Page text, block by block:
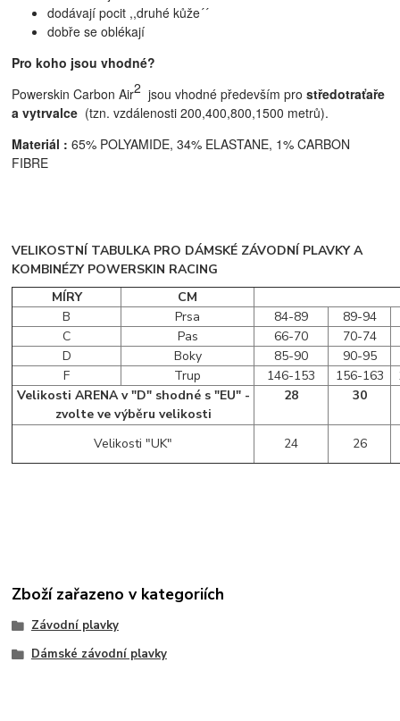
dodávají pocit ,,druhé kůže´´
dobře se oblékají
Pro koho jsou vhodné?
Powerskin Carbon Air2 jsou vhodné především prostředotraťaře
a vytrvalce (tzn. vzdálenosti 200,400,800,1500 metrů).
Materiál :65% POLYAMIDE, 34% ELASTANE, 1% CARBON
FIBRE
VELIKOSTNÍ TABULKA PRO DÁMSKÉ ZÁVODNÍ PLAVKY A
KOMBINÉZY POWERSKIN RACING
MÍRY
CM
B
Prsa 84-89
89-94
C
Pas 66-70
70-74
D
Boky 85-90
90-95
F
Trup 146-153 156-163
Velikosti ARENA v "D" shodné s "EU" -
zvolte ve výběru velikosti
28 30
Velikosti "UK" 24 26
Zboží zařazeno v kategoriích
Závodní plavky
Dámské závodní plavky